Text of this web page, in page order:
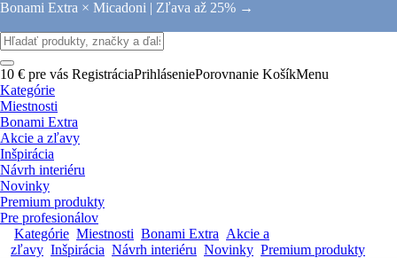
Bonami Extra × Micadoni | Zľava až 25% →
10 € pre vás RegistráciaPrihláseniePorovnanie KošíkMenu
Kategórie
Miestnosti
Bonami Extra
Akcie a zľavy
Inšpirácia
Návrh interiéru
Novinky
Premium produkty
Pre profesionálov
Kategórie Miestnosti Bonami Extra Akcie a
zľavy Inšpirácia Návrh interiéru Novinky Premium produkty